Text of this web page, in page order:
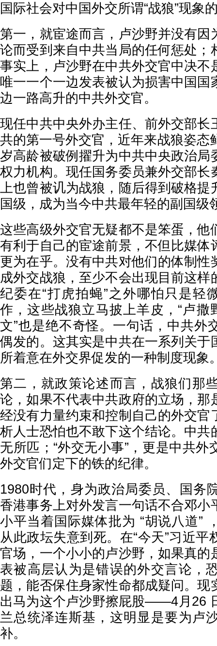
国际社会对中国外交所谓“战狼”现象
第一，就宦途而言，卢沙野并没有因
论而受到来自中共当局的任何惩处；
事实上，卢沙野在中共外交官中决不
唯一一个一边发表被认为损害中国国
边一路高升的中共外交官。
现任中共中央外办主任、前外交部长
共的第一号外交官，近年来战狼姿态
岁高龄被破例擢升为中共中央政治局
权力机构。现任国务委员兼外交部长
上也曾被讥为战狼，随后得到破格提
国级，成为当今中共最年轻的副国级
这些高级外交官无疑都不是笨蛋，他
有利于自己的宦途前景，不但比媒体
更为在乎。没有中共对他们的体制性
成外交战狼，至少不会出现目前这样
纪委在“打虎拍蝇”之外哪怕只是轻
作，这些战狼立马披上羊皮，“卢撒
文”也是绝不奇怪。一句话，中共外
偶发的。这其实是中共在一系列关于
所着意在外交界促发的一种制度现象
第二，就政策论述而言，战狼们那
论，如果不代表中共政府的立场，那
经没有力量约束和控制自己的外交官
析人士恐怕也不敢下这个结论。中共
无所匹；“外交无小事”，更是中共外
外交官们定下的铁的纪律。
1980时代，身为政治局委员、国务
香港事务上对外发言一句话不合邓小
小平当着国际媒体批为 “胡说八道”
从此政坛失意到死。在“今天”习近平
官场，一个小小的卢沙野，如果真的
表被高层认为是错误的外交言论，
题，能否保住身家性命都成疑问。现
出马为这个卢沙野擦屁股——4月26
兰总统泽连斯基，这明显是要为卢
补。